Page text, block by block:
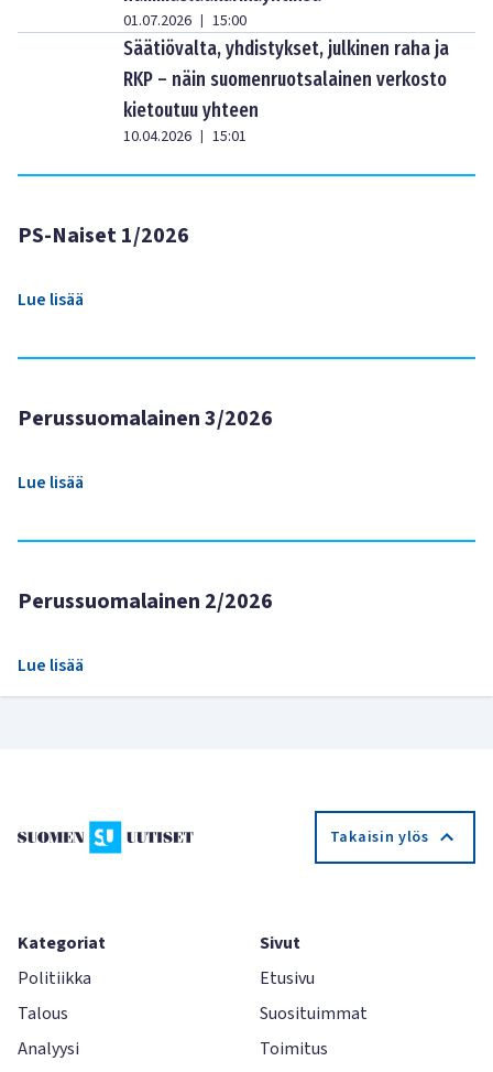
01.07.2026 | 15:00
Säätiövalta, yhdistykset, julkinen raha ja
RKP – näin suomenruotsalainen verkosto
kietoutuu yhteen
10.04.2026 | 15:01
PS-Naiset 1/2026
Lue lisää
Perussuomalainen 3/2026
Lue lisää
Perussuomalainen 2/2026
Lue lisää
Takaisin ylös
Kategoriat
Politiikka
Talous
Analyysi
Sivut
Etusivu
Suosituimmat
Toimitus